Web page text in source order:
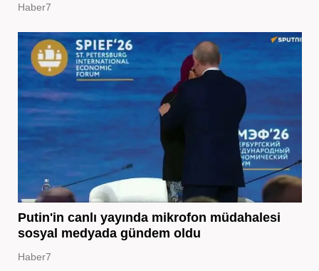
Haber7
Putin'in canlı yayında mikrofon müdahalesi
sosyal medyada gündem oldu
Haber7